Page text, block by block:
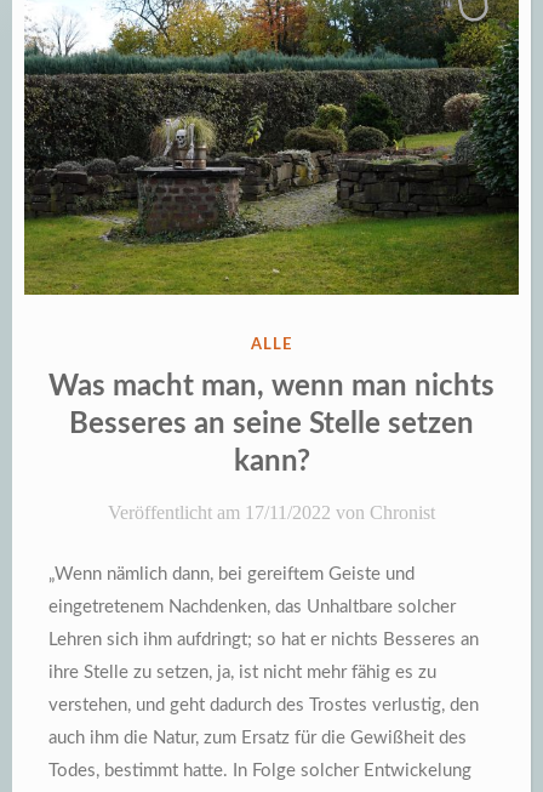
VERÖFFENTLICHT
ALLE
Was macht man, wenn man nichts
Besseres an seine Stelle setzen
kann?
Veröffentlicht am 17/11/2022 von Chronist
„Wenn nämlich dann, bei gereiftem Geiste und
eingetretenem Nachdenken, das Unhaltbare solcher
Lehren sich ihm aufdringt; so hat er nichts Besseres an
ihre Stelle zu setzen, ja, ist nicht mehr fähig es zu
verstehen, und geht dadurch des Trostes verlustig, den
auch ihm die Natur, zum Ersatz für die Gewißheit des
Todes, bestimmt hatte. In Folge solcher Entwickelung